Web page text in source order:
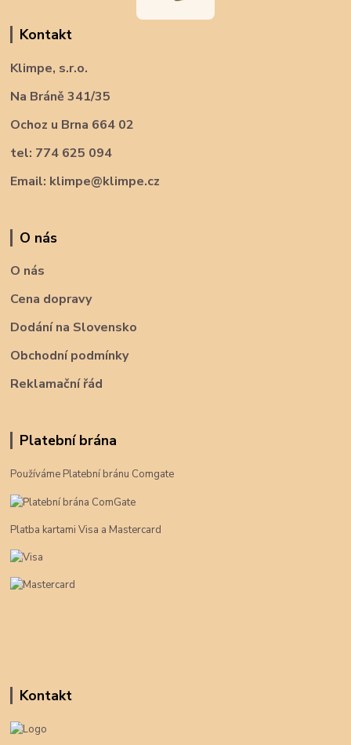
Kontakt
Klimpe, s.r.o.
Na Bráně 341/35
Ochoz u Brna 664 02
tel: 774 625 094
Email: klimpe@klimpe.cz
O nás
O nás
Cena dopravy
Dodání na Slovensko
Obchodní podmínky
Reklamační řád
Platební brána
Používáme Platební bránu Comgate
Platba kartami Visa a Mastercard
Kontakt